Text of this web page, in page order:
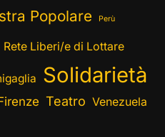
Popolare Perù
Rete Liberi/e di Lottare
Solidarietà
Teatro Venezuela